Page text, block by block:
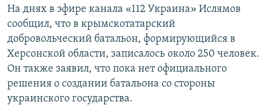
На днях в эфире канала «112 Украина» Ислямов
сообщил, что в крымскотатарский
добровольческий батальон, формирующийся в
Херсонской области, записалось около 250 человек.
Он также заявил, что пока нет официального
решения о создании батальона со стороны
украинского государства.